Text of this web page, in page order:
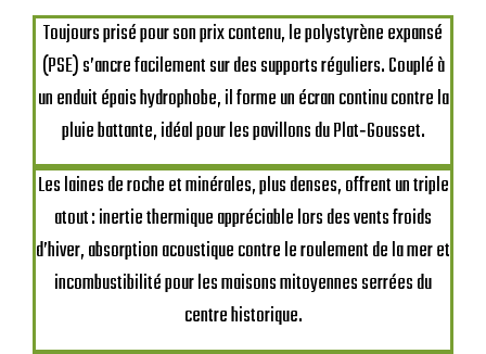
Toujours prisé pour son prix contenu, le polystyrène expansé
(PSE) s’ancre facilement sur des supports réguliers. Couplé à
un enduit épais hydrophobe, il forme un écran continu contre la
pluie battante, idéal pour les pavillons du Plat‑Gousset.
Les laines de roche et minérales, plus denses, offrent un triple
atout : inertie thermique appréciable lors des vents froids
d’hiver, absorption acoustique contre le roulement de la mer et
incombustibilité pour les maisons mitoyennes serrées du
centre historique.